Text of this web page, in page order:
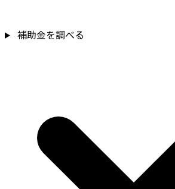
補助金を調べる